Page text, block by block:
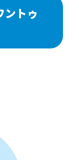
ントゥ